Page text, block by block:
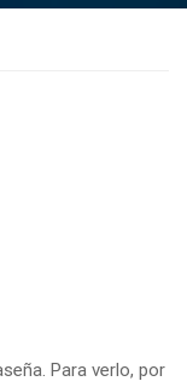
Para verlo, por